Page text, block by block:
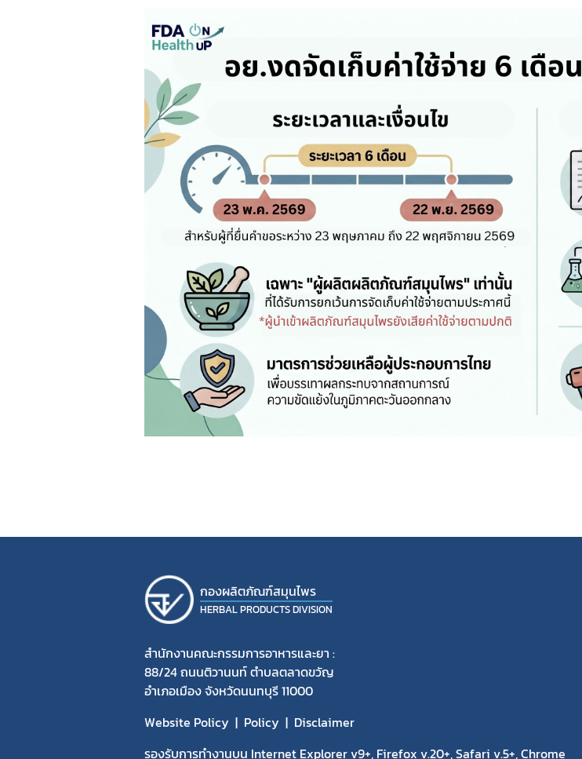
กองผลิตภัณฑ์สมุนไพร
HERBAL PRODUCTS DIVISION
สำนักงานคณะกรรมการอาหารและยา :
88/24 ถนนติวานนท์ ตำบลตลาดขวัญ
อำเภอเมือง จังหวัดนนทบุรี 11000
Website Policy
Policy
Disclaimer
รองรับการทำงานบน Internet Explorer v9+, Firefox v.20+, Safari v.5+, Chrome
สมุนไพรใหม่